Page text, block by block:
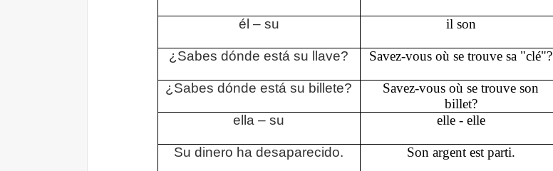
il son
él – su
Savez-vous où se trouve sa "clé"?
¿Sabes dónde está su llave?
Savez-vous où se trouve son
billet?
¿Sabes dónde está su billete?
elle - elle
ella – su
Son argent est parti.
Su dinero ha desaparecido.